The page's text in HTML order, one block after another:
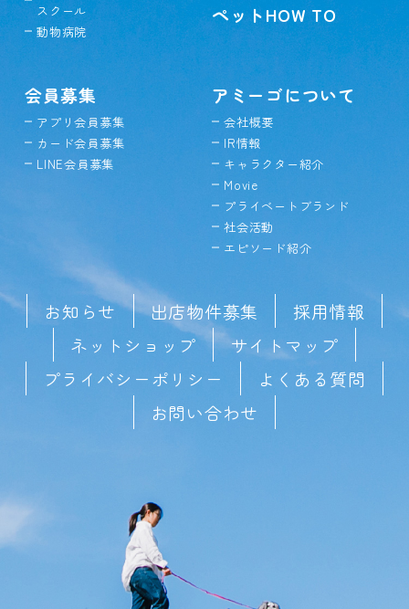
スクール
動物病院
ペットHOW TO
会員募集
アプリ会員募集
カード会員募集
LINE会員募集
アミーゴについて
会社概要
IR情報
キャラクター紹介
Movie
プライベートブランド
社会活動
エピソード紹介
お知らせ 出店物件募集
採用情報
ネットショップ
サイトマップ
プライバシーポリシー
よくある質問
お問い合わせ